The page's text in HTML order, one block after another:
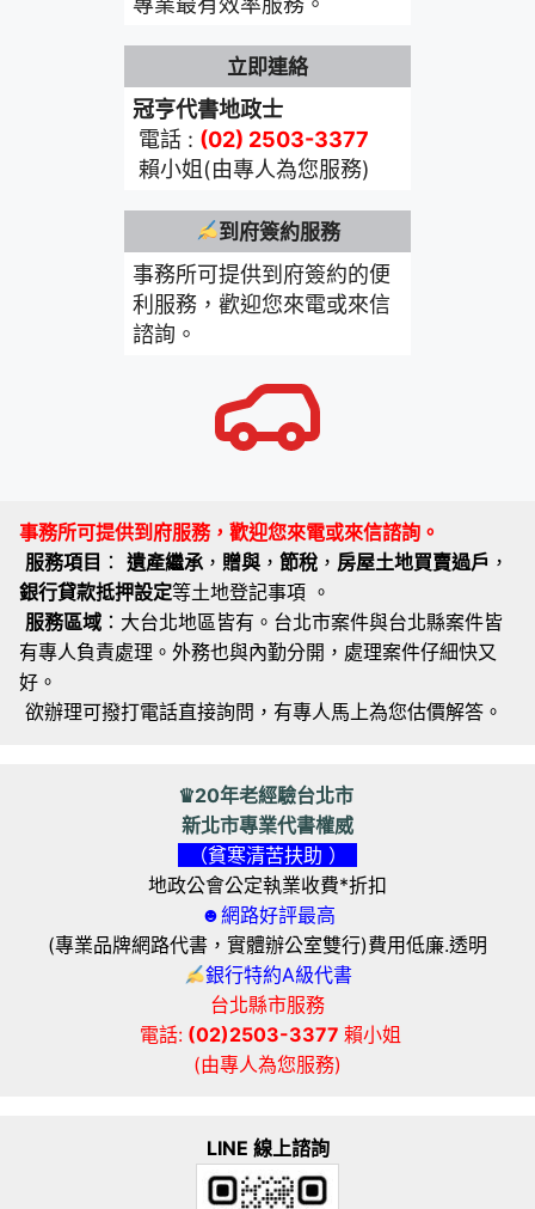
立即連絡
冠亨代書地政士
電話 : (02) 2503-3377
賴小姐(由專人為您服務)
到府簽約服務
事務所可提供到府簽約的便
利服務，歡迎您來電或來信
諮詢。
事務所可提供到府服務，歡迎您來電或來信諮詢。
服務項目 ： 遺產繼承 ， 贈與 ， 節稅 ， 房屋土地買賣過戶 ，
銀行貸款抵押設定等土地登記事項 。
服務區域 ：大台北地區皆有。台北市案件與台北縣案件皆
有專人負責處理。外務也與內勤分開，處理案件仔細快又
好。
欲辦理可撥打電話直接詢問，有專人馬上為您估價解答。
♛20年老經驗台北市
新北市專業代書權威
（貧寒清苦扶助 ）
地政公會公定執業收費*折扣
☻網路好評最高
(專業品牌網路代書，實體辦公室雙行)費用低廉.透明
銀行特約A級代書
台北縣市服務
電話: (02)2503-3377 賴小姐
(由專人為您服務)
LINE 線上諮詢